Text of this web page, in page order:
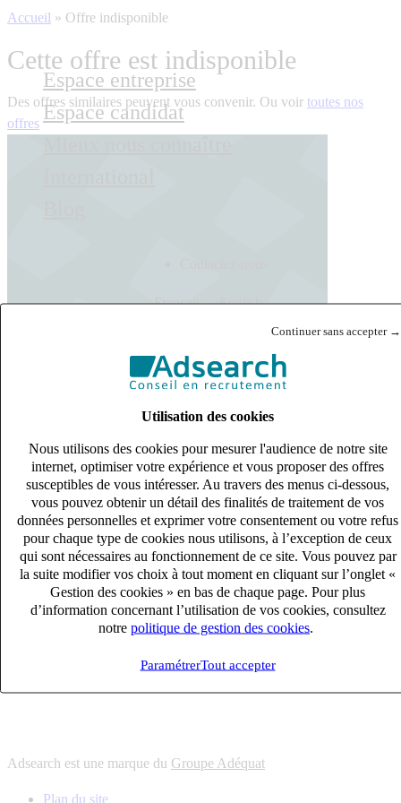
Continuer sans accepter →
Utilisation des cookies
Nous utilisons des cookies pour mesurer l'audience de notre site
internet, optimiser votre expérience et vous proposer des offres
susceptibles de vous intéresser. Au travers des menus ci-dessous,
vous pouvez obtenir un détail des finalités de traitement de vos
données personnelles et exprimer votre consentement ou votre refus
pour chaque type de cookies nous utilisons, à l’exception de ceux
qui sont nécessaires au fonctionnement de ce site. Vous pouvez par
la suite modifier vos choix à tout moment en cliquant sur l’onglet «
Gestion des cookies » en bas de chaque page. Pour plus
d’information concernant l’utilisation de vos cookies, consultez
notre politique de gestion des cookies
ParamétrerTout accepter
Espace entreprise
Espace candidat
Français English
Accueil » Offre indisponible
Cette offre est indisponible
Des offres similaires peuvent vous convenir. Ou voir toutes nos
offres
s'adapter à vos besoin en recrutement
10 univers
connaître votre secteur et ses enjeux
12 bureaux en France
proximité avec nos clients et nos talents
6 solutions
s'adapter à vos besoin en recrutement
10 univers
connaître votre secteur et ses enjeux
proximité avec nos clients et nos talents
Adsearch est une marque du Groupe Adéquat
Plan du site